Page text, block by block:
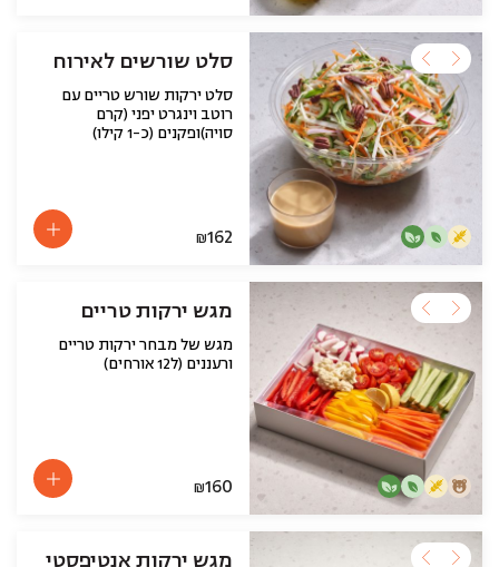
סלט שורשים לאירוח
סלט ירקות שורש טריים עם
רוטב וינגרט יפני (קרם
סויה)ופקנים (כ-1 קילו)
₪162
מגש ירקות טריים
מגש של מבחר ירקות טריים
ורעננים (ל12 אורחים)
₪160
מגש ירקות אנטיפסטי